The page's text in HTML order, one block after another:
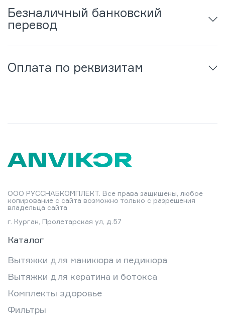
Безналичный банковский
перевод
Оплата по реквизитам
ООО РУССНАБКОМПЛЕКТ. Все права защищены, любое
копирование с сайта возможно только с разрешения
владельца сайта
г. Курган, Пролетарская ул, д.57
Каталог
Вытяжки для маникюра и педикюра
Вытяжки для кератина и ботокса
Комплекты здоровье
Фильтры